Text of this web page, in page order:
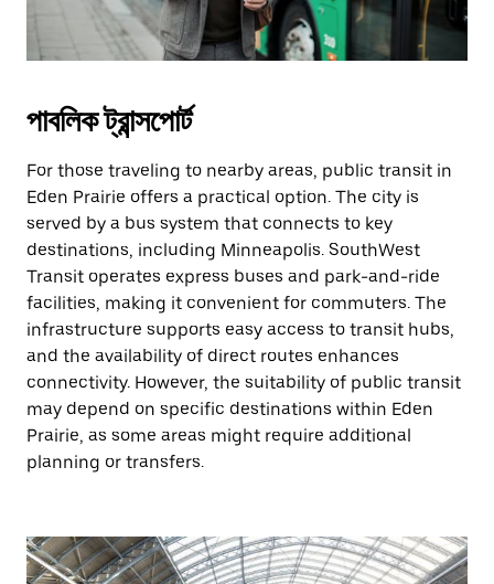
পাবলিক ট্রান্সপোর্ট
For those traveling to nearby areas, public transit in
Eden Prairie offers a practical option. The city is
served by a bus system that connects to key
destinations, including Minneapolis. SouthWest
Transit operates express buses and park-and-ride
facilities, making it convenient for commuters. The
infrastructure supports easy access to transit hubs,
and the availability of direct routes enhances
connectivity. However, the suitability of public transit
may depend on specific destinations within Eden
Prairie, as some areas might require additional
planning or transfers.